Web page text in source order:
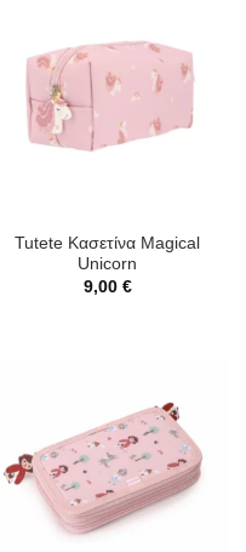
Tutete Κασετίνα Magical
Unicorn
9,00 €